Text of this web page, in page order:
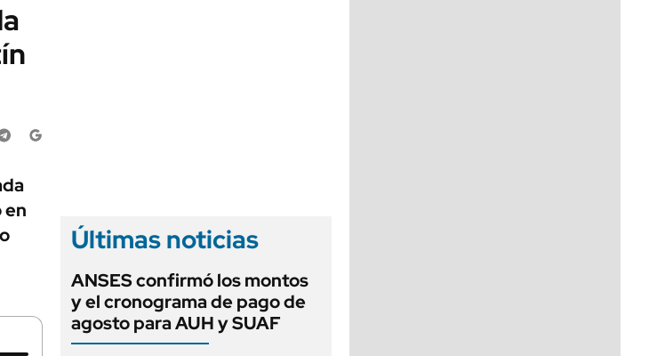
en
Últimas noticias
ANSES confirmó los montos
y el cronograma de pago de
agosto para AUH y SUAF